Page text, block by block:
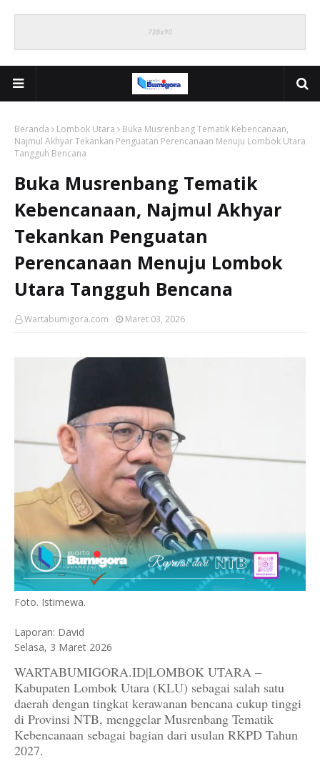
Beranda Lombok Utara
Buka Musrenbang Tematik Kebencanaan,
Najmul Akhyar Tekankan Penguatan Perencanaan Menuju Lombok Utara
Tangguh Bencana
Buka Musrenbang Tematik
Kebencanaan, Najmul Akhyar
Tekankan Penguatan
Perencanaan Menuju Lombok
Utara Tangguh Bencana
Wartabumigora.com Maret 03, 2026
Foto. Istimewa.
Laporan: David
Selasa, 3 Maret 2026
WARTABUMIGORA.ID|LOMBOK UTARA –
Kabupaten Lombok Utara (KLU) sebagai salah satu
daerah dengan tingkat kerawanan bencana cukup tinggi
di Provinsi NTB, menggelar Musrenbang Tematik
Kebencanaan sebagai bagian dari usulan RKPD Tahun
2027.